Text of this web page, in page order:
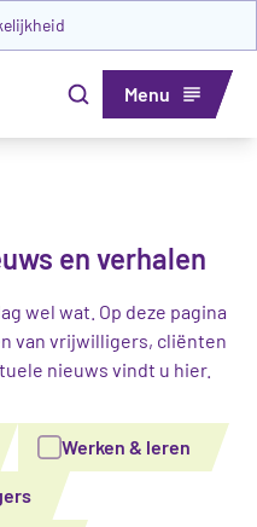
Menu
en verhalen
wel wat. Op deze pagina
van vrijwilligers, cliënten
nieuws vindt u hier.
Werken & leren